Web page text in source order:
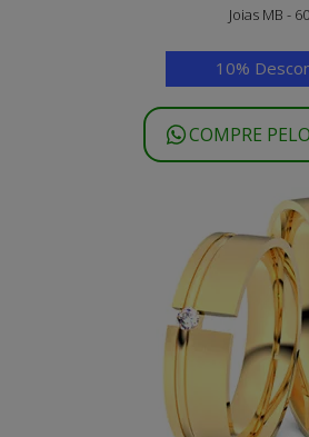
Joias MB -
10%
COMPRE